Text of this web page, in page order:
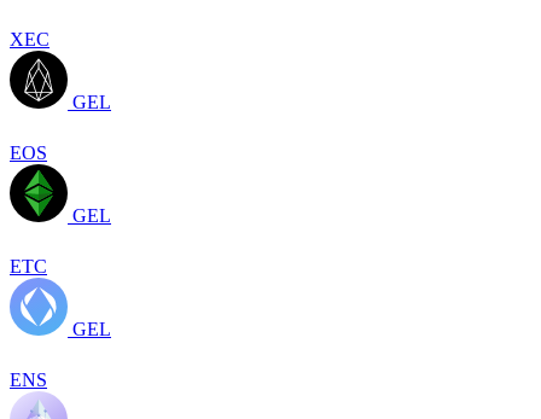
XEC
GEL
EOS
GEL
ETC
GEL
ENS